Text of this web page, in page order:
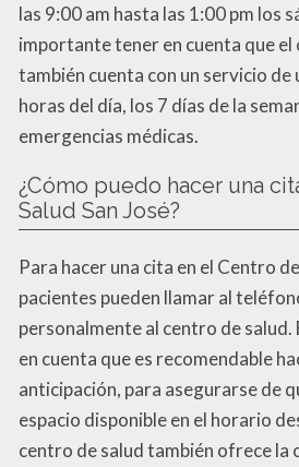
las 9:00 am hasta las 1:00 pm los
importante tener en cuenta que el
también cuenta con un servicio de
horas del día, los 7 días de la
emergencias médicas.
¿Cómo puedo hacer una
Salud San José?
Para hacer una cita en el Centro
pacientes pueden llamar al
personalmente al centro de
en cuenta que es recomendable
anticipación, para asegurarse de
espacio disponible en el horario
centro de salud también ofrece la